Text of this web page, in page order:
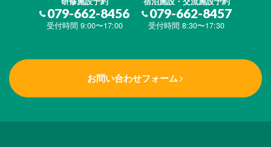
079-662-8456
受付時間 9:00〜17:00
079-662-8457
受付時間 8:30〜17:30
お問い合わせフォーム